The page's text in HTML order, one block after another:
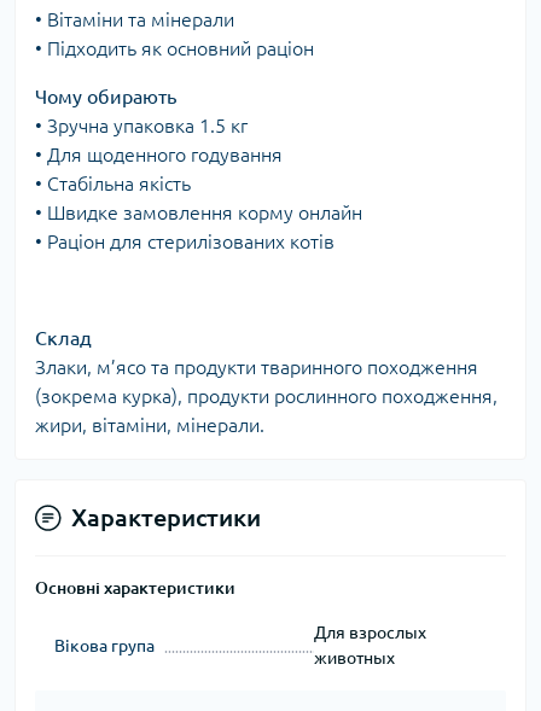
• Вітаміни та мінерали
• Підходить як основний раціон
Чому обирають
• Зручна упаковка 1.5 кг
• Для щоденного годування
• Стабільна якість
• Швидке замовлення корму онлайн
• Раціон для стерилізованих котів
Склад
Злаки, м’ясо та продукти тваринного походження
(зокрема курка), продукти рослинного походження,
жири, вітаміни, мінерали.
Характеристики
Основні характеристики
Вікова група
Для взрослых
животных